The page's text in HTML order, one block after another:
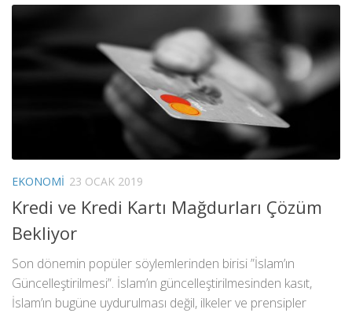
EKONOMI 23 OCAK 2019
Kredi ve Kredi Kartı Mağdurları Çözüm
Bekliyor
Son dönemin popüler söylemlerinden birisi ”İslam’ın
Güncelleştirilmesi”. İslam’ın güncelleştirilmesinden kasıt,
İslam’ın bugüne uydurulması değil, ilkeler ve prensipler